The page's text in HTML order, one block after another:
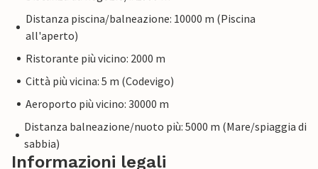
Distanza piscina/balneazione: 10000 m (Piscina
all'aperto)
Ristorante più vicino: 2000 m
Città più vicina: 5 m (Codevigo)
Aeroporto più vicino: 30000 m
Distanza balneazione/nuoto più: 5000 m (Mare/spiaggia di
sabbia)
Informazioni legali